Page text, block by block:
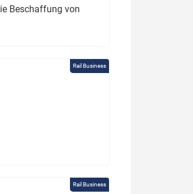
Beschaffung von
Rail Business
Rail Business